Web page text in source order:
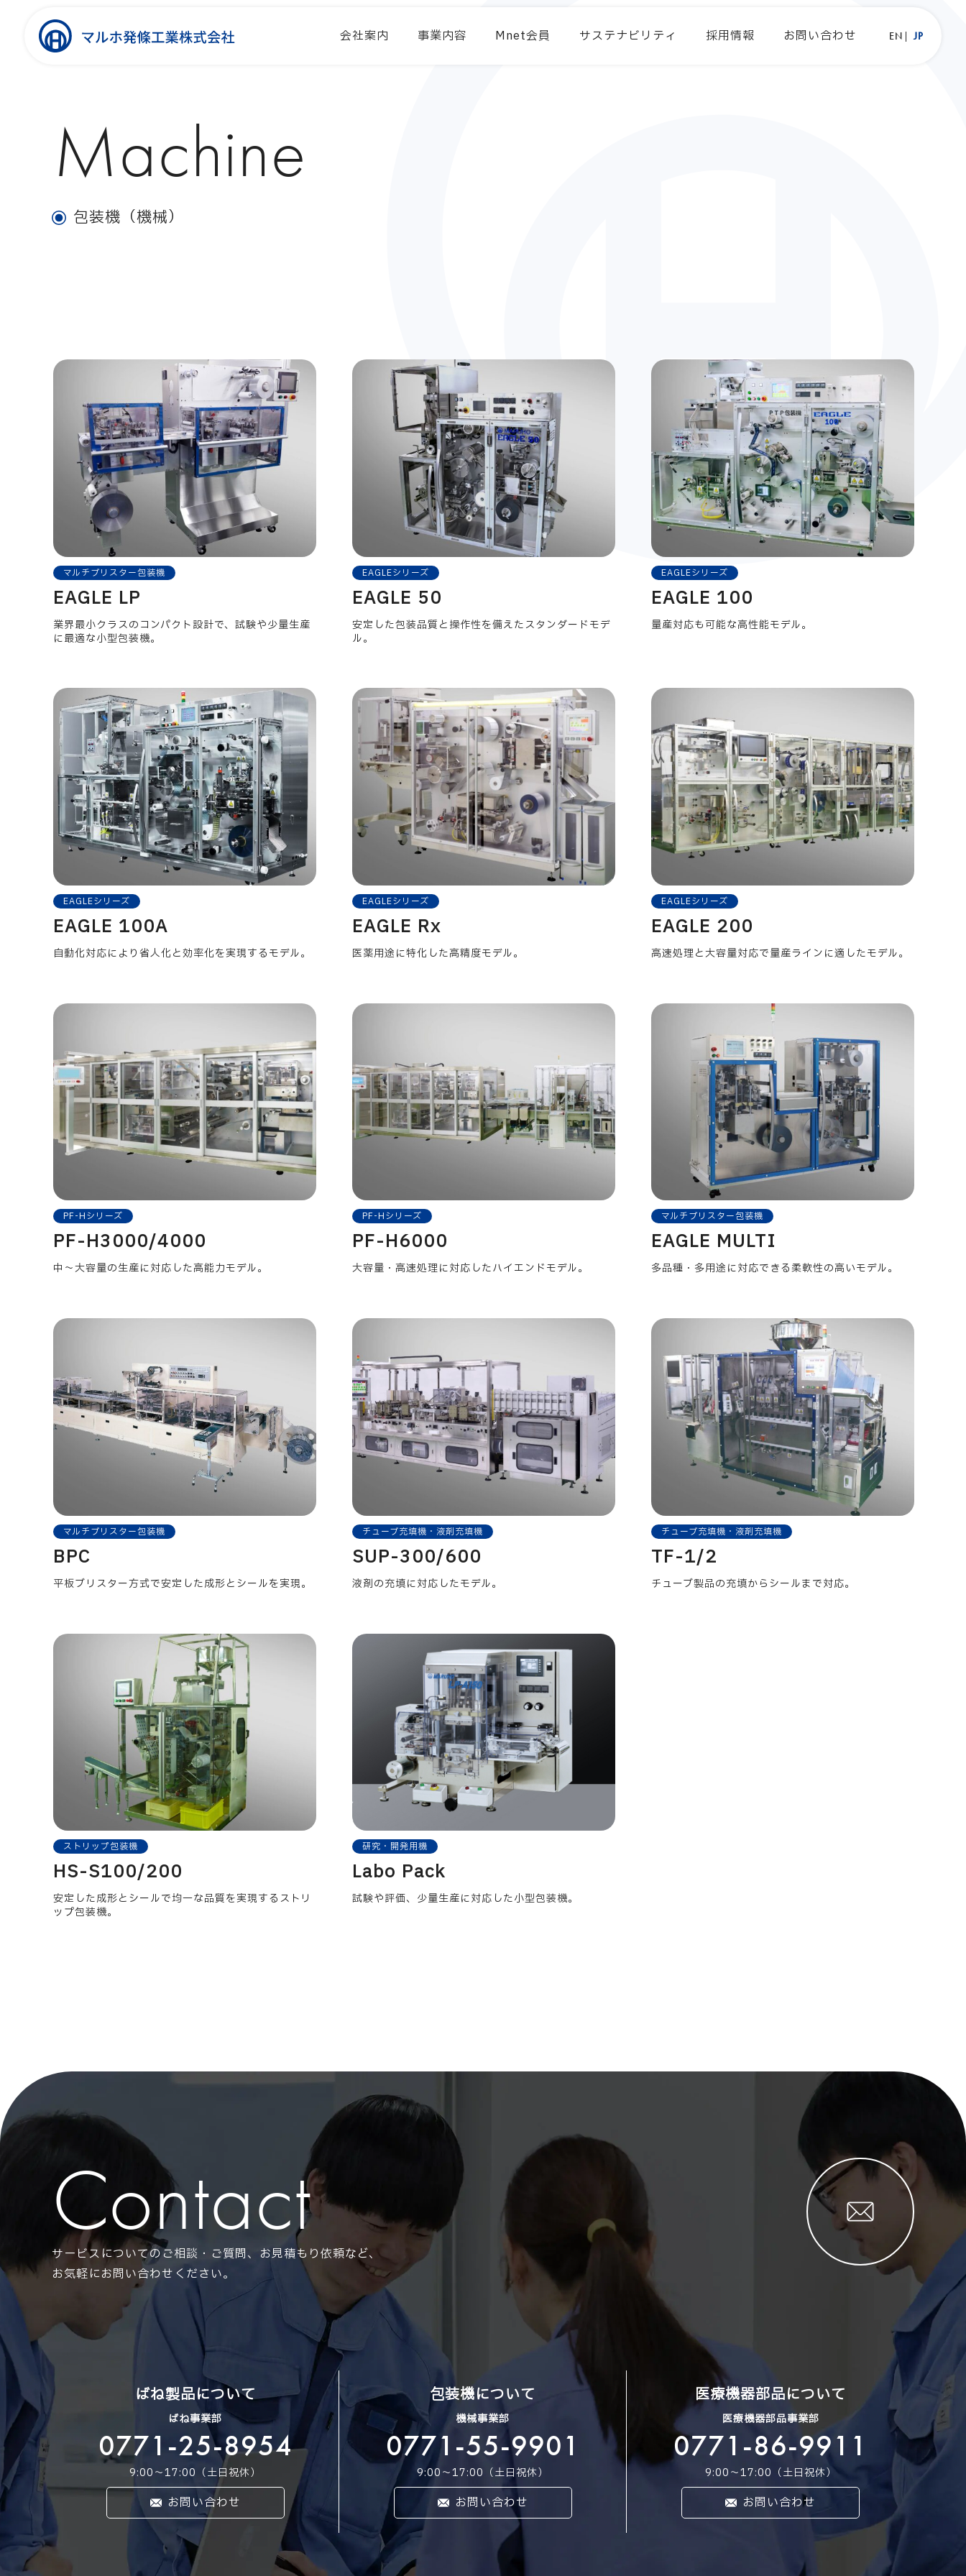
会社案内 事業内容 Mnet会員 サステナビリティ 採用情報 お問い合わせ EN JP
Machine
包装機（機械）
マルチブリスター包装機
EAGLE LP
業界最小クラスのコンパクト設計で、試験や少量生産
に最適な小型包装機。
EAGLEシリーズ
EAGLE 50
安定した包装品質と操作性を備えたスタンダードモデ
ル。
EAGLEシリーズ
EAGLE 100
量産対応も可能な高性能モデル。
EAGLEシリーズ
EAGLE 100A
自動化対応により省人化と効率化を実現するモデル。
EAGLEシリーズ
EAGLE Rx
医薬用途に特化した高精度モデル。
EAGLEシリーズ
EAGLE 200
高速処理と大容量対応で量産ラインに適したモデル。
PF-Hシリーズ
PF-H3000/4000
中〜大容量の生産に対応した高能力モデル。
PF-Hシリーズ
PF-H6000
大容量・高速処理に対応したハイエンドモデル。
マルチブリスター包装機
EAGLE MULTI
多品種・多用途に対応できる柔軟性の高いモデル。
マルチブリスター包装機
BPC
平板ブリスター方式で安定した成形とシールを実現。
チューブ充填機・液剤充填機
SUP-300/600
液剤の充填に対応したモデル。
チューブ充填機・液剤充填機
TF-1/2
チューブ製品の充填からシールまで対応。
ストリップ包装機
HS-S100/200
安定した成形とシールで均一な品質を実現するストリ
ップ包装機。
研究・開発用機
Labo Pack
試験や評価、少量生産に対応した小型包装機。
Contact
サービスについてのご相談・ご質問、お見積もり依頼など、
お気軽にお問い合わせください。
ばね製品について
ばね事業部
0771-25-8954
9:00〜17:00（土日祝休）
お問い合わせ
包装機について
機械事業部
0771-55-9901
9:00〜17:00（土日祝休）
お問い合わせ
医療機器部品について
医療機器部品事業部
0771-86-9911
9:00〜17:00（土日祝休）
お問い合わせ